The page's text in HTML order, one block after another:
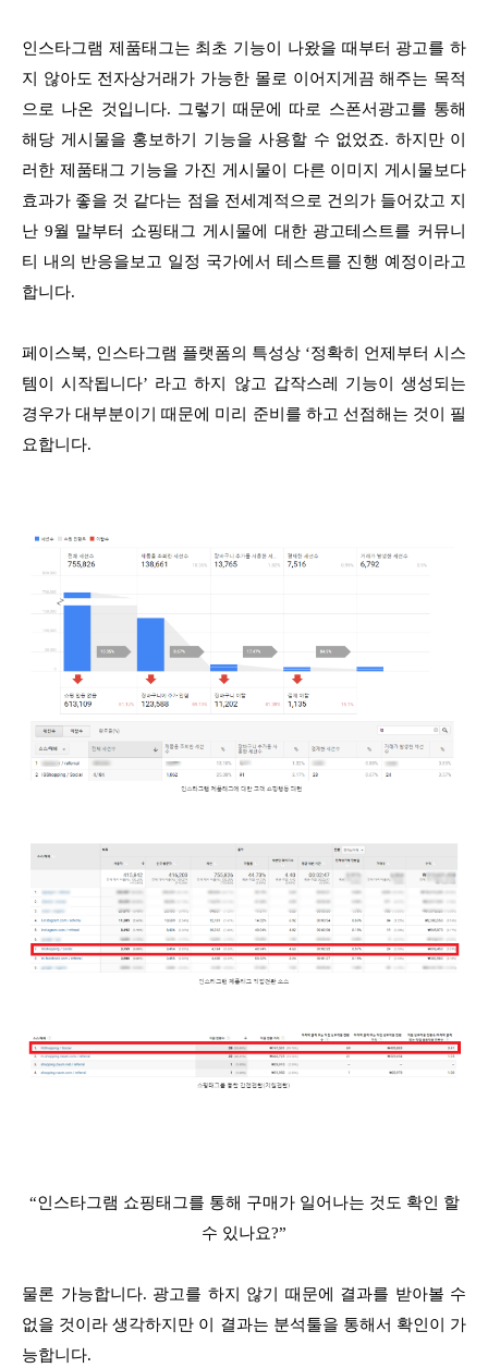
인스타그램 제품태그는 최초 기능이 나왔을 때부터 광고를 하
지 않아도 전자상거래가 가능한 몰로 이어지게끔 해주는 목적
으로 나온 것입니다. 그렇기 때문에 따로 스폰서광고를 통해
해당 게시물을 홍보하기 기능을 사용할 수 없었죠. 하지만 이
러한 제품태그 기능을 가진 게시물이 다른 이미지 게시물보다
효과가 좋을 것 같다는 점을 전세계적으로 건의가 들어갔고 지
난 9월 말부터 쇼핑태그 게시물에 대한 광고테스트를 커뮤니
티 내의 반응을보고 일정 국가에서 테스트를 진행 예정이라고
합니다.
페이스북, 인스타그램 플랫폼의 특성상 ‘정확히 언제부터 시스
템이 시작됩니다’ 라고 하지 않고 갑작스레 기능이 생성되는
경우가 대부분이기 때문에 미리 준비를 하고 선점해는 것이 필
요합니다.
“인스타그램 쇼핑태그를 통해 구매가 일어나는 것도 확인 할
수 있나요?”
물론 가능합니다. 광고를 하지 않기 때문에 결과를 받아볼 수
없을 것이라 생각하지만 이 결과는 분석툴을 통해서 확인이 가
능합니다.